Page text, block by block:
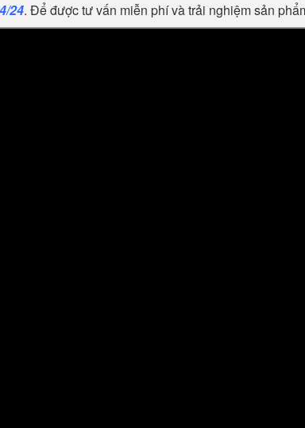
24. Để được tư vấn miễn phí và trải nghiệm sản